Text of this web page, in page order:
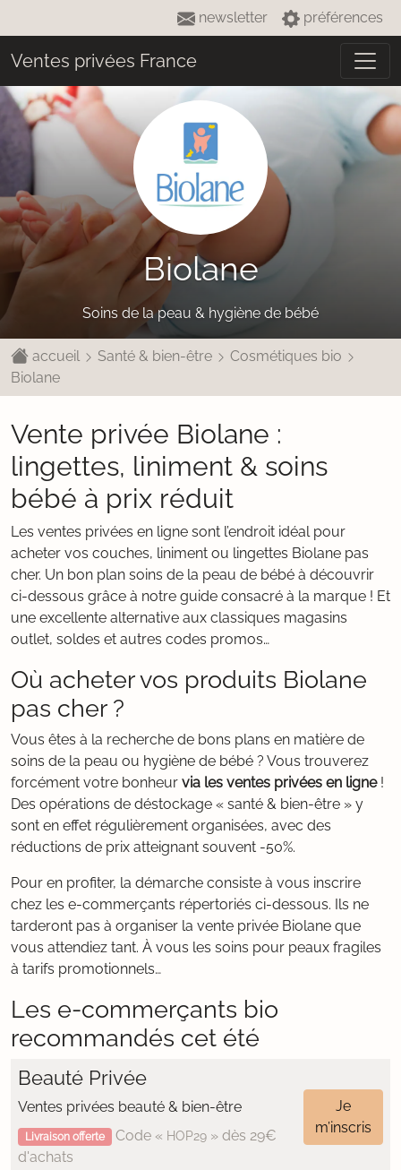
newsletter préférences
Ventes privées France
Biolane
Soins de la peau & hygiène de bébé
accueil Santé & bien-être
Cosmétiques bio
Biolane
Vente privée Biolane :
lingettes, liniment & soins
bébé à prix réduit
Les ventes privées en ligne sont l’endroit idéal pour
acheter vos couches, liniment ou lingettes Biolane pas
cher. Un bon plan soins de la peau de bébé à découvrir
ci-dessous grâce à notre guide consacré à la marque ! Et
une excellente alternative aux classiques magasins
outlet, soldes et autres codes promos…
Où acheter vos produits Biolane
pas cher ?
Vous êtes à la recherche de bons plans en matière de
soins de la peau ou hygiène de bébé ? Vous trouverez
forcément votre bonheur via les ventes privées en ligne!
Des opérations de déstockage « santé & bien-être » y
sont en effet régulièrement organisées, avec des
réductions de prix atteignant souvent -50%.
Pour en profiter, la démarche consiste à vous inscrire
chez les e-commerçants répertoriés ci-dessous. Ils ne
tarderont pas à organiser la vente privée Biolane que
vous attendiez tant. À vous les soins pour peaux fragiles
à tarifs promotionnels…
Les e-commerçants bio
recommandés cet été
Beauté Privée
Ventes privées beauté & bien-être
Livraison offerte Code « HOP29» dès 29€
d'achats
Je
m’inscris